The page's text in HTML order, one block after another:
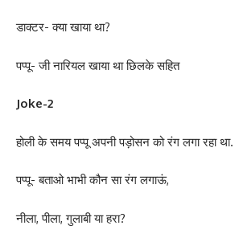
डाक्टर- क्या खाया था?
पप्पू- जी नारियल खाया था छिलके सहित
Joke-2
होली के समय पप्पू अपनी पड़ोसन को रंग लगा रहा था.
पप्पू- बताओ भाभी कौन सा रंग लगाऊं,
नीला, पीला, गुलाबी या हरा?